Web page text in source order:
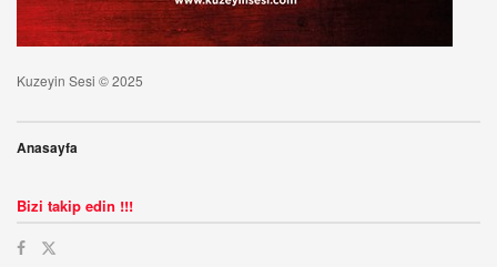
Kuzeyin Sesi © 2025
Anasayfa
Bizi takip edin !!!